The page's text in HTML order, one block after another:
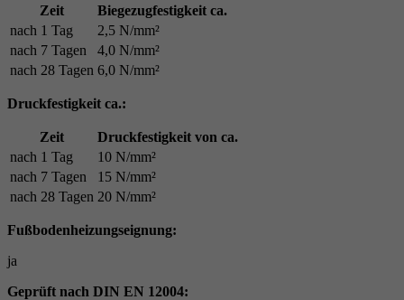
Zeit
Biegezugfestigkeit ca.
nach 1 Tag
2,5 N/mm²
nach 7 Tagen
4,0 N/mm²
nach 28 Tagen 6,0 N/mm²
Druckfestigkeit ca.:
Zeit
Druckfestigkeit von ca.
nach 1 Tag
10 N/mm²
nach 7 Tagen
15 N/mm²
nach 28 Tagen 20 N/mm²
Fußbodenheizungseignung:
ja
Geprüft nach DIN EN 12004: